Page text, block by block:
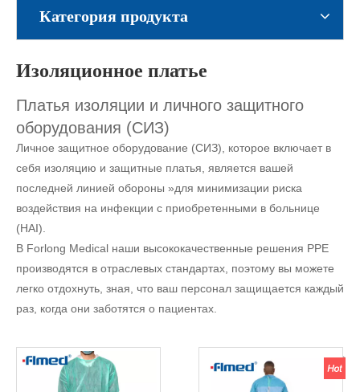
Категория продукта
Изоляционное платье
Платья изоляции и личного защитного
оборудования (СИЗ)
Личное защитное оборудование (СИЗ), которое включает в
себя изоляцию и защитные платья, является вашей
последней линией обороны »для минимизации риска
воздействия на инфекции с приобретенными в больнице
(HAI).
В Forlong Medical наши высококачественные решения PPE
производятся в отраслевых стандартах, поэтому вы можете
легко отдохнуть, зная, что ваш персонал защищается каждый
раз, когда они заботятся о пациентах.